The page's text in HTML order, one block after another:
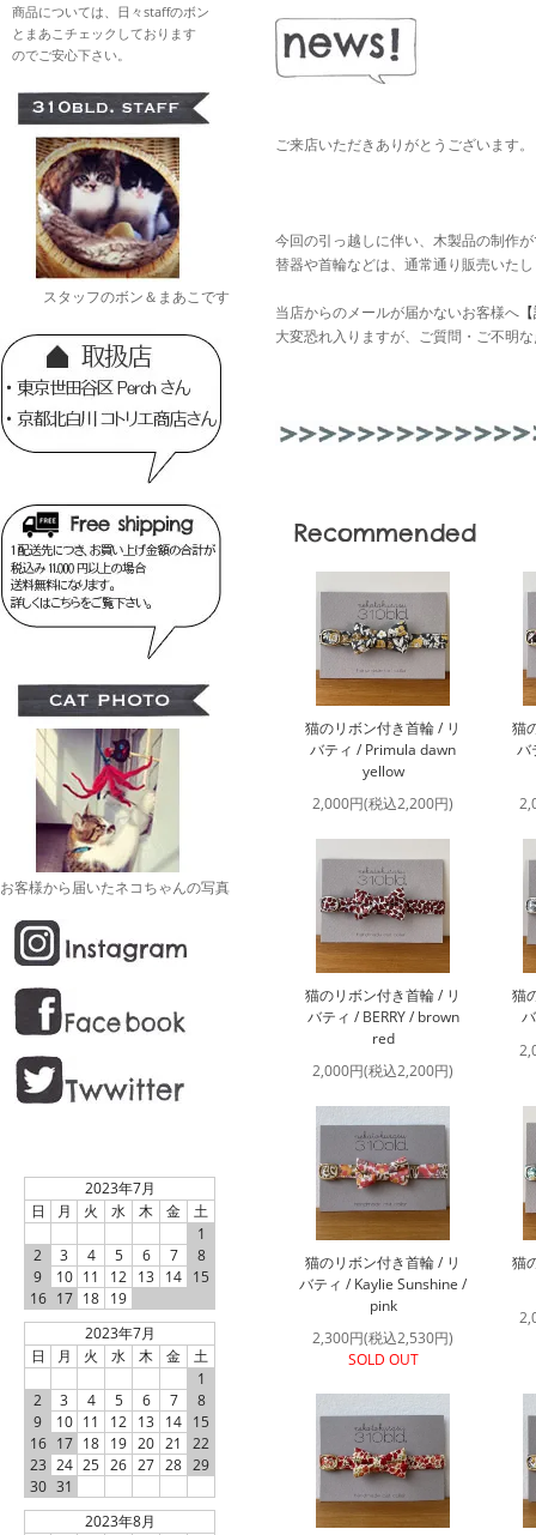
ご来店いただきありがとうございます。
今回の引っ越しに伴い、木製品の制作
替器や首輪などは、通常通り販売いた
当店からのメールが届かないお客様へ
大変恐れ入りますが、ご質問・ご不明
Recommended
猫のリボン付き首輪 / リ
バティ / Primula dawn
yellow
2,000円(税込2,200円)
猫
バ
猫のリボン付き首輪 / リ
バティ / BERRY / brown
red
2,000円(税込2,200円)
猫
猫のリボン付き首輪 / リ
バティ / Kaylie Sunshine /
pink
2,300円(税込2,530円)
SOLD OUT
猫
商品については、日々staffのボン
とまあこチェックしております
のでご安心下さい。
スタッフのボン＆まあこです
お客様から届いたネコちゃんの写真
2023年7月
日
月 火 水 木 金
土
1
2
3 4 5 6 7
8
9
10 11 12 13 14 15
16 17 18 19
2023年7月
日
月 火 水 木 金
土
1
2
3 4 5 6 7
8
9
10 11 12 13 14 15
16 17 18 19 20 21
22
23 24 25 26 27 28 29
30 31
2023年8月